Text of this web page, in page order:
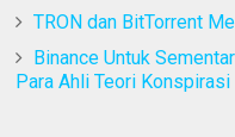
TRON dan BitTorrent
Binance Untuk
Para Ahli Teori